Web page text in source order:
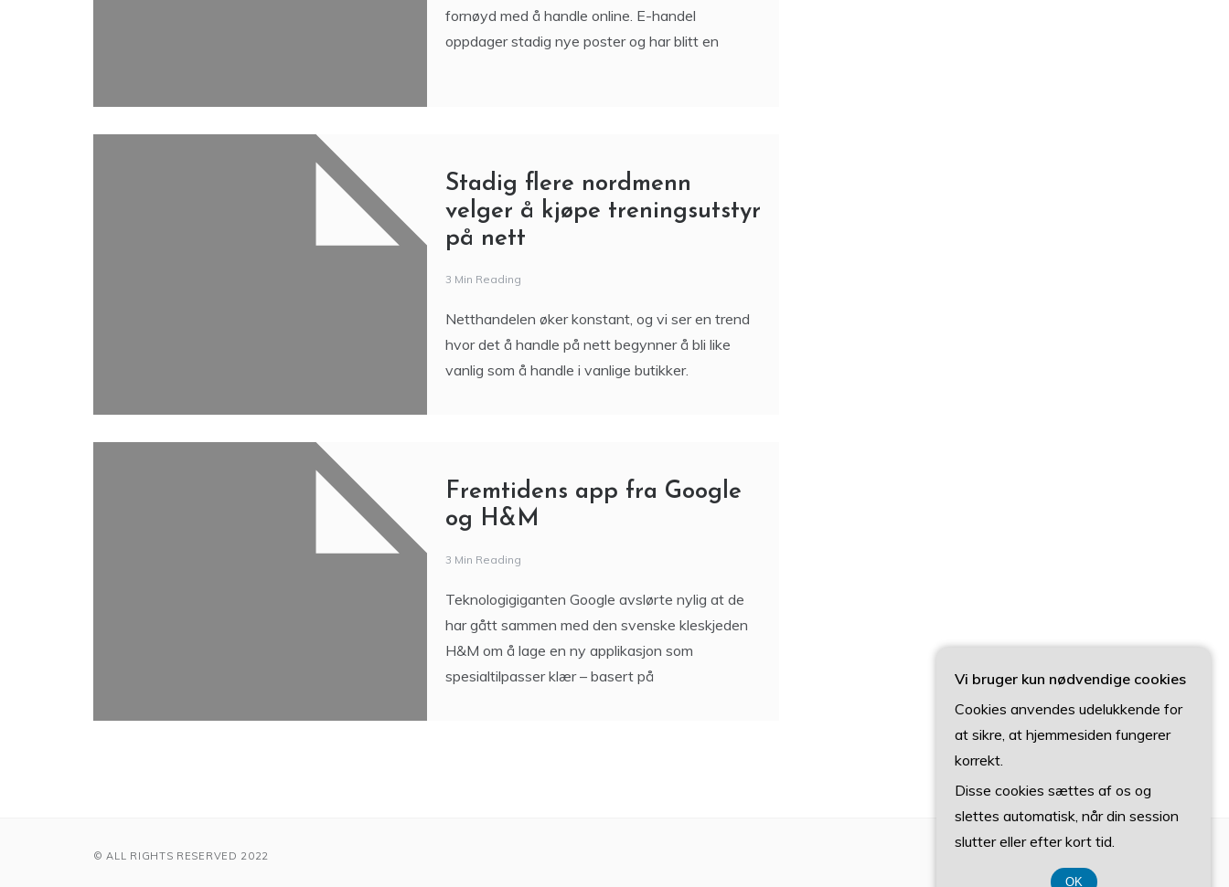
fornøyd med å handle online. E-handel
oppdager stadig nye poster og har blitt en
Stadig flere nordmenn
velger å kjøpe treningsutstyr
på nett
3 Min Reading
Netthandelen øker konstant, og vi ser en trend
hvor det å handle på nett begynner å bli like
vanlig som å handle i vanlige butikker.
Fremtidens app fra Google
og H&M
3 Min Reading
Teknologigiganten Google avslørte nylig at de
har gått sammen med den svenske kleskjeden
H&M om å lage en ny applikasjon som
spesialtilpasser klær – basert på
© ALL RIGHTS RESERVED 2022
Vi bruger kun nødvendige cookies
Cookies anvendes udelukkende for
at sikre, at hjemmesiden fungerer
korrekt.
Disse cookies sættes af os og
slettes automatisk, når din session
slutter eller efter kort tid.
OK